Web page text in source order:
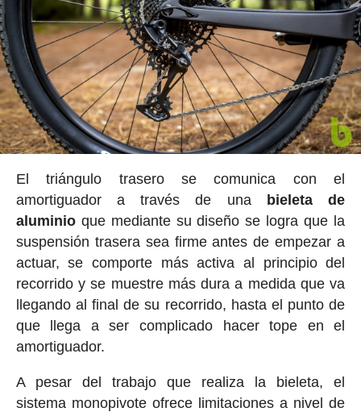
El triángulo trasero se comunica con el
amortiguador a través de una bieleta de
aluminioque mediante su diseño se logra que la
suspensión trasera sea firme antes de empezar a
actuar, se comporte más activa al principio del
recorrido y se muestre más dura a medida que va
llegando al final de su recorrido, hasta el punto de
que llega a ser complicado hacer tope en el
amortiguador.
A pesar del trabajo que realiza la bieleta, el
sistema monopivote ofrece limitaciones a nivel de